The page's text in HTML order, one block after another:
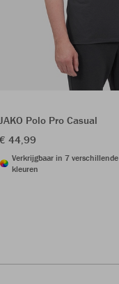
JAKO Polo Pro Casual
€ 44,99
Verkrijgbaar in 7 verschillende
kleuren